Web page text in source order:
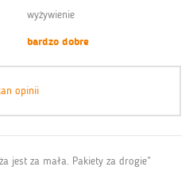
wyżywienie
bardzo dobre
opinii
jest za mała. Pakiety za drogie”